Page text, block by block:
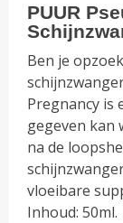
PUUR
Ben je
Pregnancy is
gegeven kan
na de
vloeibare
Inhoud: 50ml.